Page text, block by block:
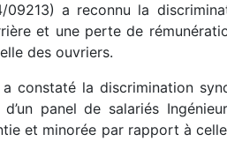
a reconnu la
et une perte de
des ouvriers.
constaté la discrimination
panel de salariés
et minorée par rapport à celle